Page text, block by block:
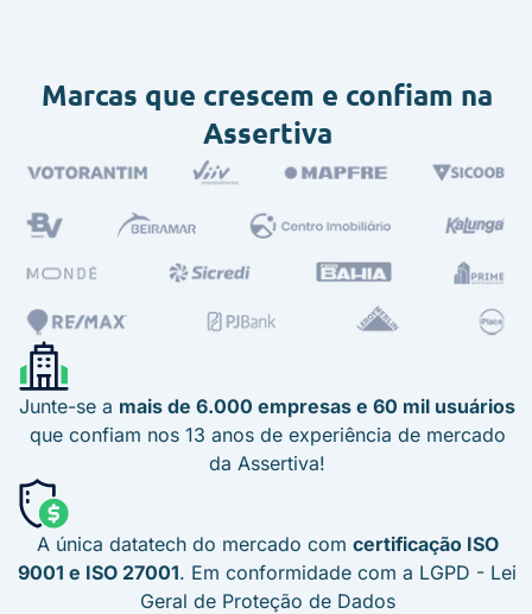
Marcas que crescem e confiam na
Assertiva
Junte-se a mais de 6.000 empresas e 60 mil usuários
que confiam nos 13 anos de experiência de mercado
da Assertiva!
A única datatech do mercado com certificação ISO
9001 e ISO 27001. Em conformidade com a LGPD - Lei
Geral de Proteção de Dados